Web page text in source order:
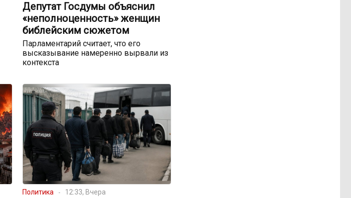
Депутат Госдумы объяснил
«неполноценность» женщин
библейским сюжетом
Парламентарий считает, что его
высказывание намеренно вырвали из
контекста
Политика 12:33, Вчера